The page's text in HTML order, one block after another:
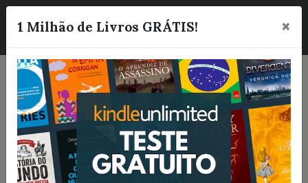
☰
1 Milhão de Livros GRÁTIS! ×